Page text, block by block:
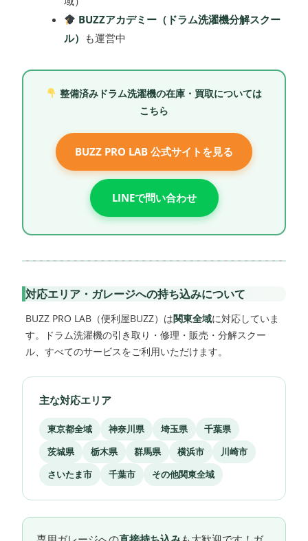
BUZZアカデミー（ドラム洗濯機分解スクー
ル） も運営中
整備済みドラム洗濯機の在庫・買取については
こちら
BUZZ PRO LAB 公式サイトを見る
LINEで問い合わせ
対応エリア・ガレージへの持ち込みについて
BUZZ PRO LAB（便利屋BUZZ）は関東全域に対応していま
す。ドラム洗濯機の引き取り・修理・販売・分解スクー
ル、すべてのサービスをご利用いただけます。
主な対応エリア
東京都全域 神奈川県 埼玉県
千葉県
茨城県
栃木県 群馬県 横浜市
川崎市
さいたま市
千葉市 その他関東全域